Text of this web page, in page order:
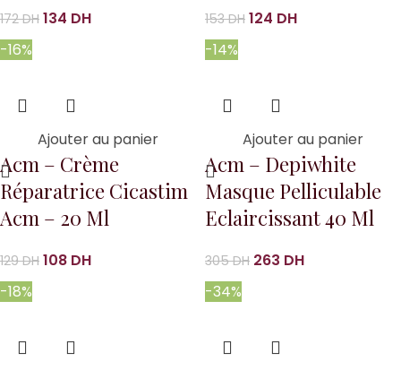
172DH 134 DH 153DH 124 DH
-16%
Ajouter au panier
Acm – Crème
Réparatrice Cicastim
Acm – 20 Ml
129DH 108 DH
-14%
Ajouter au panier
Acm – Depiwhite
Masque Pelliculable
Eclaircissant 40 Ml
305DH 263 DH
-18%
-34%